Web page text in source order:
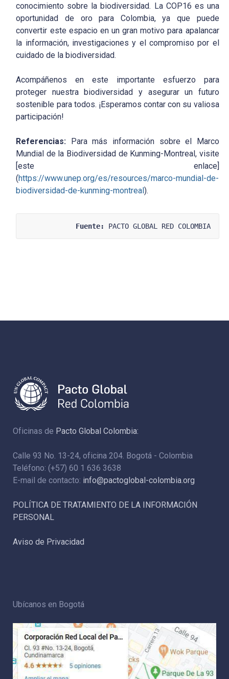
conocimiento sobre la biodiversidad. La COP16 es una
oportunidad de oro para Colombia, ya que puede
convertir este espacio en un gran motivo para apalancar
la información, investigaciones y el compromiso por el
cuidado de la biodiversidad.
Acompáñenos en este importante esfuerzo para
proteger nuestra biodiversidad y asegurar un futuro
sostenible para todos. ¡Esperamos contar con su valiosa
participación!
Referencias: Para más información sobre el Marco
Mundial de la Biodiversidad de Kunming-Montreal, visite
[este enlace]
(https://www.unep.org/es/resources/marco-mundial-de-
biodiversidad-de-kunming-montreal).
Fuente: PACTO GLOBAL RED COLOMBIA
Oficinas de Pacto Global Colombia:
Calle 93 No. 13-24, oficina 204. Bogotá - Colombia
Teléfono: (+57) 60 1 636 3638
E-mail de contacto: info@pactoglobal-colombia.org
POLÍTICA DE TRATAMIENTO DE LA INFORMACIÓN
PERSONAL
Aviso de Privacidad
Ubícanos en Bogotá